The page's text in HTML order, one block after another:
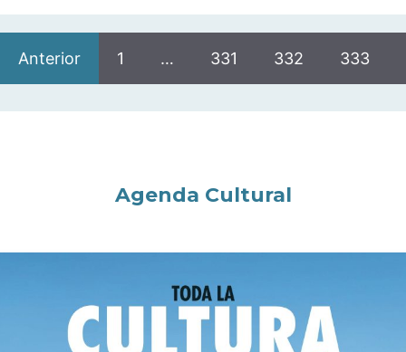
Anterior 1 … 331 332 333
Agenda Cultural